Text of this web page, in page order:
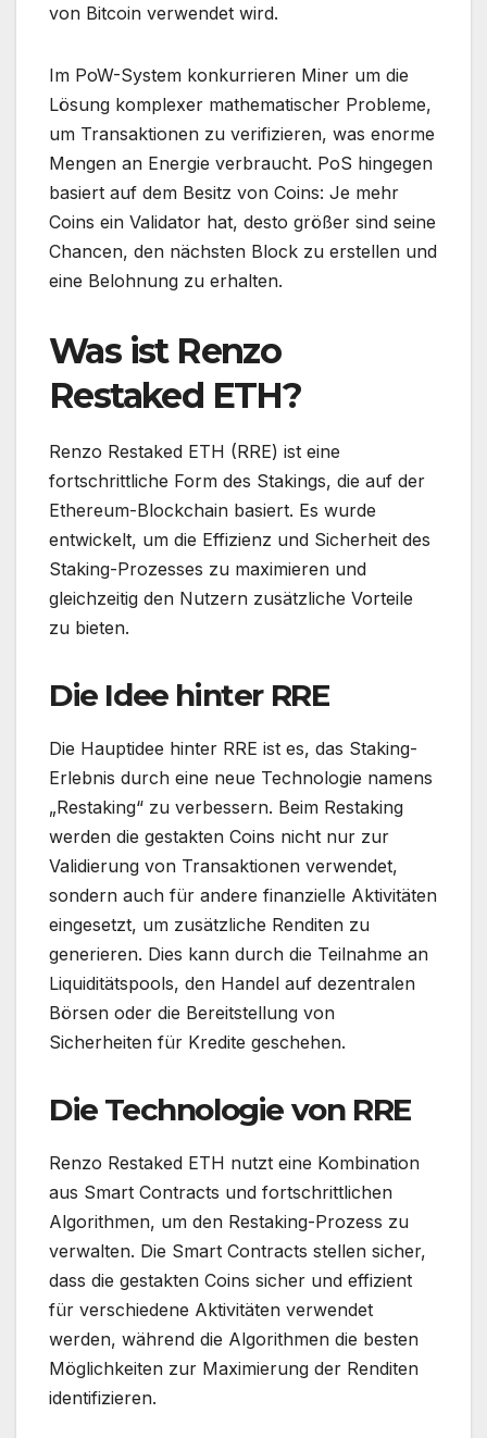
von Bitcoin verwendet wird.
Im PoW-System konkurrieren Miner um die
Lösung komplexer mathematischer Probleme,
um Transaktionen zu verifizieren, was enorme
Mengen an Energie verbraucht. PoS hingegen
basiert auf dem Besitz von Coins: Je mehr
Coins ein Validator hat, desto größer sind seine
Chancen, den nächsten Block zu erstellen und
eine Belohnung zu erhalten.
Was ist Renzo
Restaked ETH?
Renzo Restaked ETH (RRE) ist eine
fortschrittliche Form des Stakings, die auf der
Ethereum-Blockchain basiert. Es wurde
entwickelt, um die Effizienz und Sicherheit des
Staking-Prozesses zu maximieren und
gleichzeitig den Nutzern zusätzliche Vorteile
zu bieten.
Die Idee hinter RRE
Die Hauptidee hinter RRE ist es, das Staking-
Erlebnis durch eine neue Technologie namens
„Restaking“ zu verbessern. Beim Restaking
werden die gestakten Coins nicht nur zur
Validierung von Transaktionen verwendet,
sondern auch für andere finanzielle Aktivitäten
eingesetzt, um zusätzliche Renditen zu
generieren. Dies kann durch die Teilnahme an
Liquiditätspools, den Handel auf dezentralen
Börsen oder die Bereitstellung von
Sicherheiten für Kredite geschehen.
Die Technologie von RRE
Renzo Restaked ETH nutzt eine Kombination
aus Smart Contracts und fortschrittlichen
Algorithmen, um den Restaking-Prozess zu
verwalten. Die Smart Contracts stellen sicher,
dass die gestakten Coins sicher und effizient
für verschiedene Aktivitäten verwendet
werden, während die Algorithmen die besten
Möglichkeiten zur Maximierung der Renditen
identifizieren.